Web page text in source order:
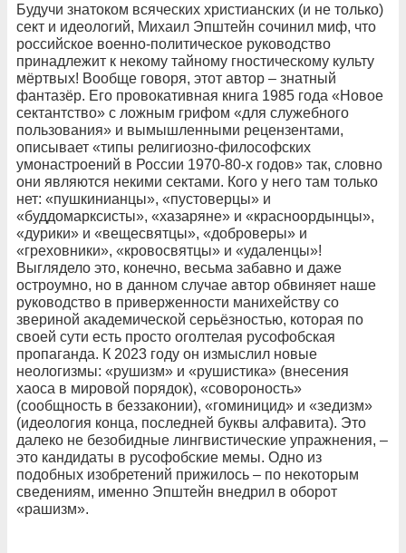
Будучи знатоком всяческих христианских (и не только)
сект и идеологий, Михаил Эпштейн сочинил миф, что
российское военно-политическое руководство
принадлежит к некому тайному гностическому культу
мёртвых! Вообще говоря, этот автор – знатный
фантазёр. Его провокативная книга 1985 года «Новое
сектантство» с ложным грифом «для служебного
пользования» и вымышленными рецензентами,
описывает «типы религиозно-философских
умонастроений в России 1970­-80-х годов» так, словно
они являются некими сектами. Кого у него там только
нет: «пушкинианцы», «пустоверцы» и
«буддомарксисты», «хазаряне» и «красноордынцы»,
«дурики» и «вещесвятцы», «доброверы» и
«греховники», «кровосвятцы» и «удаленцы»!
Выглядело это, конечно, весьма забавно и даже
остроумно, но в данном случае автор обвиняет наше
руководство в приверженности манихейству со
звериной академической серьёзностью, которая по
своей сути есть просто оголтелая русофобская
пропаганда. К 2023 году он измыслил новые
неологизмы: «рушизм» и «рушистика» (внесения
хаоса в мировой порядок), «совороность»
(сообщность в беззаконии), «гоминицид» и «зедизм»
(идеология конца, последней буквы алфавита). Это
далеко не безобидные лингвистические упражнения, –
это кандидаты в русофобские мемы. Одно из
подобных изобретений прижилось – по некоторым
сведениям, именно Эпштейн внедрил в оборот
«рашизм».